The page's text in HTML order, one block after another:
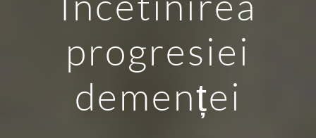
progresiei
demenței